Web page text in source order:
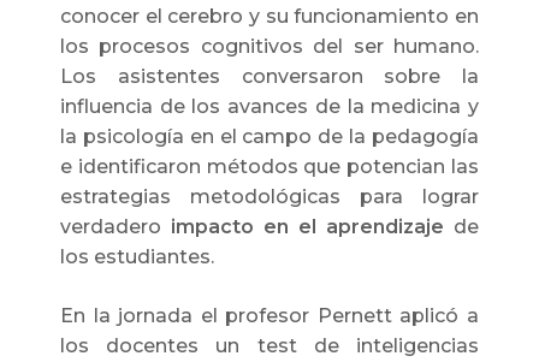
conocer el cerebro y su funcionamiento en
los procesos cognitivos del ser humano.
Los asistentes conversaron sobre la
influencia de los avances de la medicina y
la psicología en el campo de la pedagogía
e identificaron métodos que potencian las
estrategias metodológicas para lograr
verdadero impacto en el aprendizaje de
los estudiantes.
En la jornada el profesor Pernett aplicó a
los docentes un test de inteligencias